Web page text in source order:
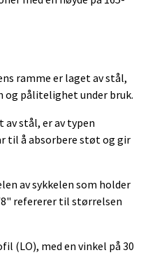
ramme er laget av stål,
og pålitelighet under bruk.
av stål, er av typen
til å absorbere støt og gir
av sykkelen som holder
8" refererer til størrelsen
(LO), med en vinkel på 30